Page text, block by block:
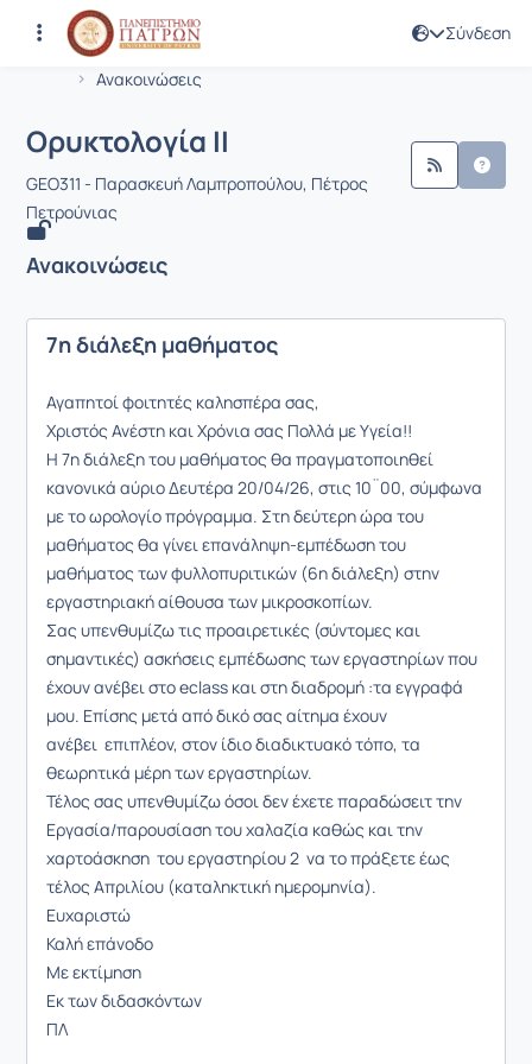
Σύνδεση
Αρχική Σελίδα
Ανακοινώσεις
Μάθημα : Ορυκτολογία ΙI
Κωδικός : GEO311
Ορυκτολογία ΙI
GEO311 - Παρασκευή Λαμπροπούλου, Πέτρος
Πετρούνιας
Ανακοινώσεις
7η διάλεξη μαθήματος
Αγαπητοί φοιτητές καλησπέρα σας,
Χριστός Ανέστη και Χρόνια σας Πολλά με Υγεία!!
Η 7η διάλεξη του μαθήματος θα πραγματοποιηθεί
κανονικά αύριο Δευτέρα 20/04/26, στις 10¨00, σύμφωνα
με το ωρολογίο πρόγραμμα. Στη δεύτερη ώρα του
μαθήματος θα γίνει επανάληψη-εμπέδωση του
μαθήματος των φυλλοπυριτικών (6η διάλεξη) στην
εργαστηριακή αίθουσα των μικροσκοπίων.
Σας υπενθυμίζω τις προαιρετικές (σύντομες και
σημαντικές) ασκήσεις εμπέδωσης των εργαστηρίων που
έχουν ανέβει στο eclass και στη διαδρομή :τα εγγραφά
μου. Επίσης μετά από δικό σας αίτημα έχουν
ανέβει επιπλέον, στον ίδιο διαδικτυακό τόπο, τα
θεωρητικά μέρη των εργαστηρίων.
Τέλος σας υπενθυμίζω όσοι δεν έχετε παραδώσειτ την
Εργασία/παρουσίαση του χαλαζία καθώς και την
χαρτοάσκηση του εργαστηρίου 2 να το πράξετε έως
τέλος Απριλίου (καταληκτική ημερομηνία).
Ευχαριστώ
Καλή επάνοδο
Με εκτίμηση
Εκ των διδασκόντων
ΠΛ